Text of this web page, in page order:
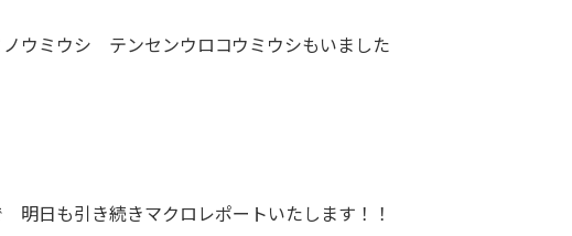
ウミウシ テンセンウロコウミウシもいました
日も引き続きマクロレポートいたします！！